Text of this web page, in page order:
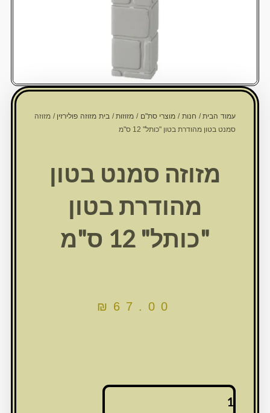
עמוד הבית/חנות/מוצרי סת"ם/מזוזות/בית מזוזה פולירזין/ מזוזה
סמנט בטון מהודרת בטון "כותל" 12 ס"מ
מזוזה סמנט בטון
מהודרת בטון
"כותל" 12 ס"מ
₪ 67.00
כמות